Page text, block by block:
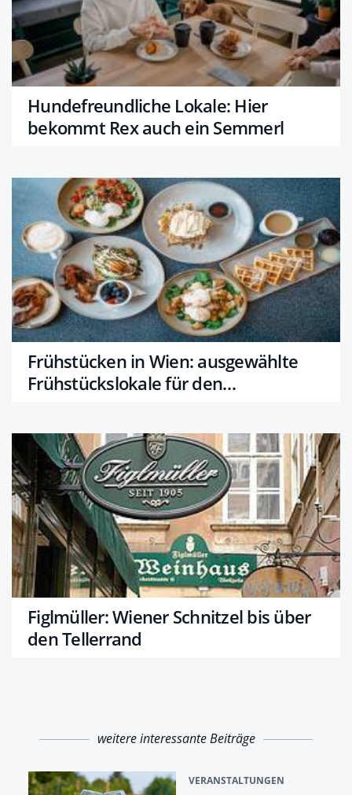
Hundefreundliche Lokale: Hier
bekommt Rex auch ein Semmerl
Frühstücken in Wien: ausgewählte
Frühstückslokale für den
Figlmüller: Wiener Schnitzel bis über
den Tellerrand
weitere interessante Beiträge
VERANSTALTUNGEN